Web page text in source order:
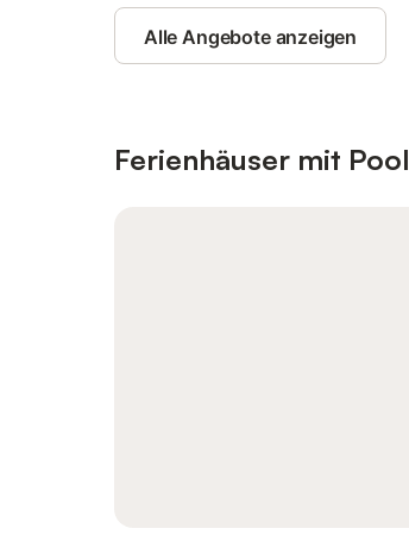
Alle Angebote anzeigen
Ferienhäuser mit Pool